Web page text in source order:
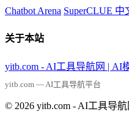
Chatbot Arena SuperCLUE 中
关于本站
yitb.com - AI工具导航网 | AI
yitb.com — AI工具导航平台
© 2026 yitb.com - AI工具导